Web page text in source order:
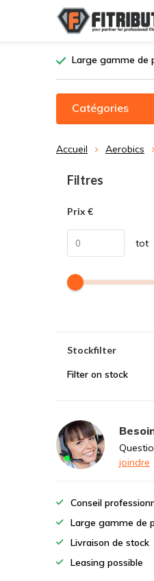
Large gamme de
Catégories
Accueil Aerobics
Trier par:
Filtres
Prix €
tot
Stockfilter
Filter on stock
joindre
Conseil
Large gamme de
Livraison de stock
Leasing possible